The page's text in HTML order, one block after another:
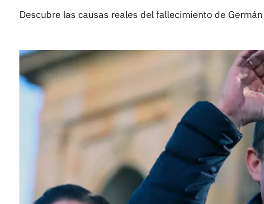
Descubre las causas reales del fallecimiento de